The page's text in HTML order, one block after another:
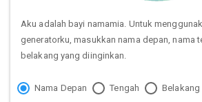
Aku adalah bayi namamia. Untuk
generatorku, masukkan nama depan, nama
belakang yang diinginkan.
Nama Depan Tengah Belakang